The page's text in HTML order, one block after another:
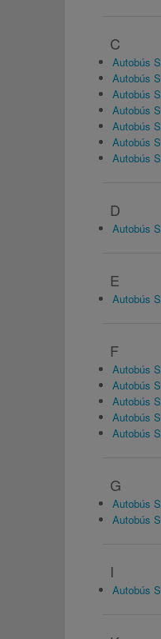
C
Autobús
Autobús
Autobús
Autobús
Autobús
Autobús
Autobús
D
Autobús
E
Autobús
F
Autobús
Autobús
Autobús
Autobús
Autobús
G
Autobús
Autobús
I
Autobús